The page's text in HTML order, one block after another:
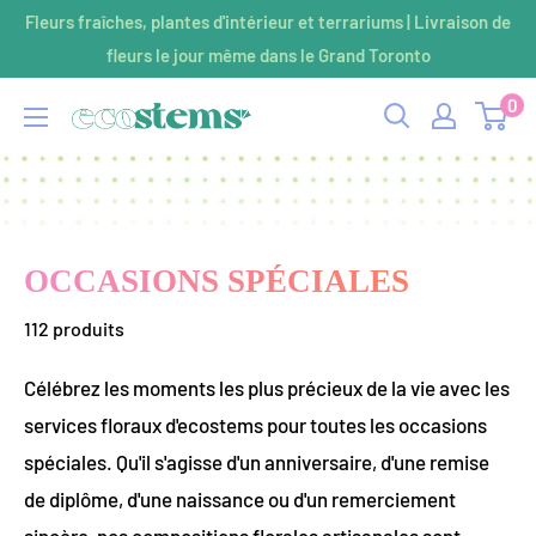
PasserFleurs fraîches, plantes d'intérieur et terrariums | Livraison de
fleurs le jour même dans le Grand Toronto
ecostems
0
OCCASIONS SPÉCIALES
112 produits
Célébrez les moments les plus précieux de la vie avec les
services floraux d'ecostems pour toutes les occasions
spéciales. Qu'il s'agisse d'un anniversaire, d'une remise
de diplôme, d'une naissance ou d'un remerciement